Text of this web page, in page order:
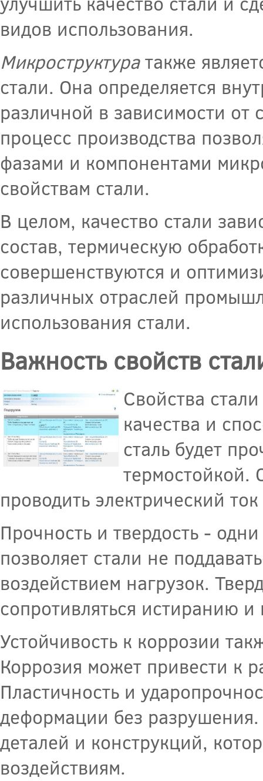
видов использования.
Микроструктуратакже
стали. Она определяется
различной в зависимости
процесс производства
фазами и компонентами
свойствам стали.
В целом, качество стали
состав, термическую
совершенствуются и
различных отраслей
использования стали.
Важность свойств
Свойства
качества и
сталь будет
термостойкой.
проводить электрический
Прочность и твердость -
позволяет стали не
воздействием нагрузок.
сопротивляться истиранию
Устойчивость к коррозии
Коррозия может привести к
Пластичность и
деформации без
деталей и конструкций,
воздействиям.